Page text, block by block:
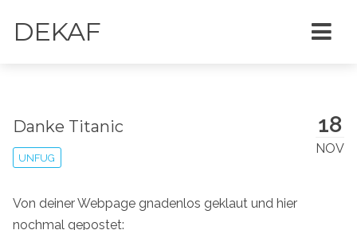
DEKAF
18
NOV
Danke Titanic
UNFUG
Von deiner Webpage gnadenlos geklaut und hier
nochmal gepostet: